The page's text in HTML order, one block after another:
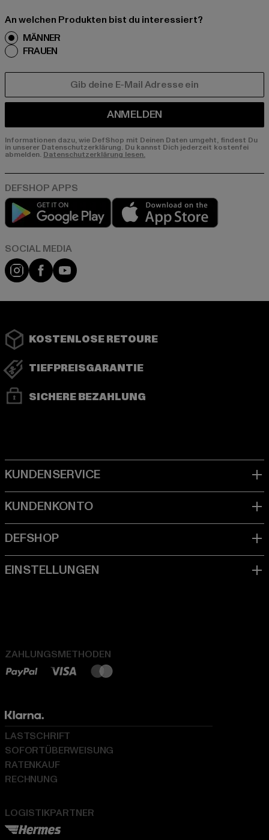
An welchen Produkten bist du interessiert?
MÄNNER
FRAUEN
ANMELDEN
Informationen dazu, wie DefShop mit Deinen Daten umgeht, findest Du
in unserer Datenschutzerklärung. Du kannst Dich jederzeit kostenfei
abmelden. Datenschutzerklärung lesen.
Play market
Instagram
FacebookYouTube
KOSTENLOSE RETOURE
TIEFPREISGARANTIE
SICHERE BEZAHLUNG
ZAHLUNGSMETHODEN
LOGISTIKPARTNER
LASTSCHRIFT
SOFORTÜBERWEISUNG
RATENKAUF
RECHNUNG